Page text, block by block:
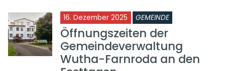
16. Dezember 2025 GEMEINDE
Öffnungszeiten der
Gemeindeverwaltung
Wutha-Farnroda an den